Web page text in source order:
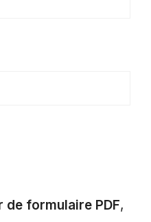
de formulaire PDF,